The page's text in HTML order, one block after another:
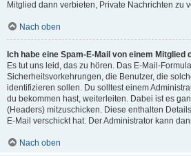
Mitglied dann verbieten, Private Nachrichten zu
Nach oben
Ich habe eine Spam-E-Mail von einem
Es tut uns leid, das zu hören. Das E-Mail-
Sicherheitsvorkehrungen, die Benutzer, die
identifizieren sollen. Du solltest einem
du bekommen hast, weiterleiten. Dabei ist es
(Headers) mitzuschicken. Diese enthalten
E-Mail verschickt hat. Der Administrator kann
Nach oben